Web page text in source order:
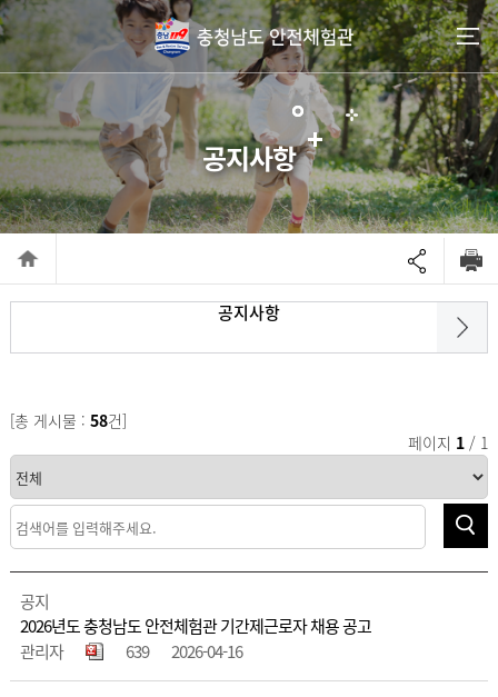
go to contents
공지사항
공지사항
[총 게시물 : 58건]
페이지 1 / 1
공지
2026년도 충청남도 안전체험관 기간제근로자 채용 공고
관리자
639 2026-04-16